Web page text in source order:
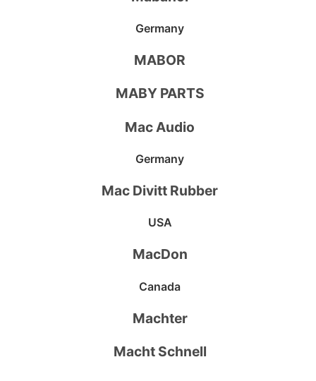
Germany
MABOR
MABY PARTS
Mac Audio
Germany
Mac Divitt Rubber
USA
MacDon
Canada
Machter
Macht Schnell